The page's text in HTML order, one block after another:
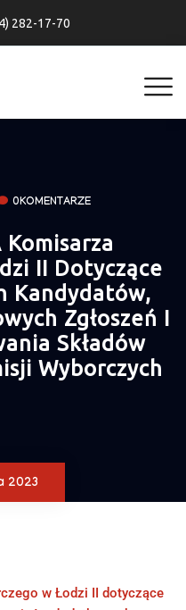
282-17-70
0KOMENTARZE
Komisarza
II Dotyczące
Kandydatów,
Zgłoszeń I
Składów
Wyborczych
2023
w Łodzi II dotyczące